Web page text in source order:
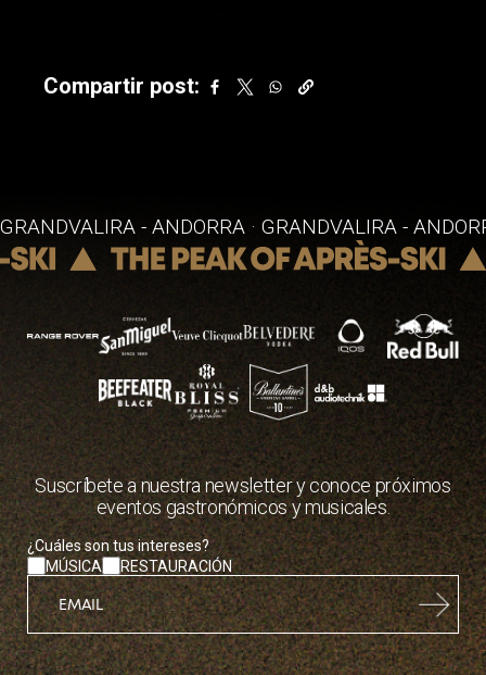
Compartir post
GRANDVALIRA - ANDORRA · GRANDVALIRA -
Suscríbete a nuestra newsletter y conoce próximos
eventos gastronómicos y musicales.
contenedor
¿Cuáles son tus intereses?
MÚSICA
RESTAURACIÓN